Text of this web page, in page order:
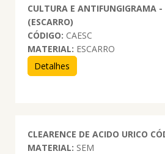
CULTURA E ANTIFUNGIGRAMA -
(ESCARRO)
CÓDIGO: CAESC
MATERIAL: ESCARRO
Detalhes
CLEARENCE DE ACIDO URICO
MATERIAL: SEM